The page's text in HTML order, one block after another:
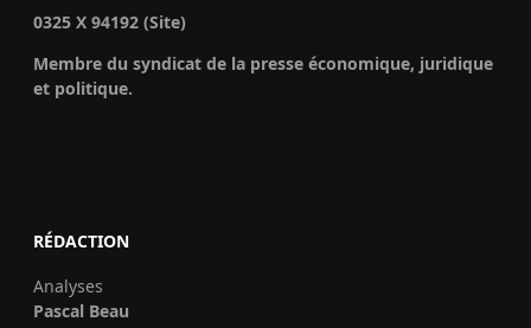
0325 X 94192 (Site)
Membre du syndicat de la presse économique, juridique
et politique.
RÉDACTION
Analyses
Pascal Beau